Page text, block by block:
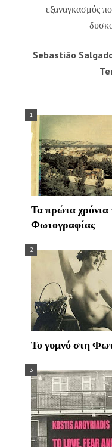
εξαναγκασμός
Sebastião
Τα πρώτα
Φωτογραφίας
Το γυμνό στη